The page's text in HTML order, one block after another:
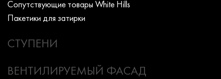
Сопутствующие товары White Hills
Пакетики для затирки
СТУПЕНИ
ВЕНТИЛИРУЕМЫЙ ФАСАД